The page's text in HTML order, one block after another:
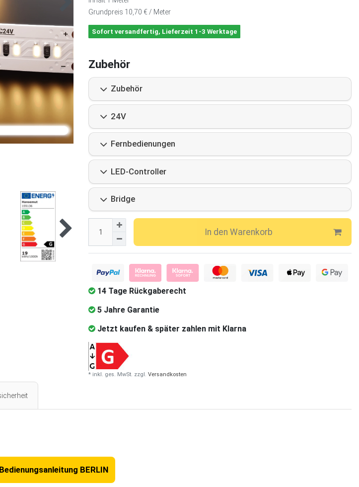
Grundpreis 10,70 € / Meter
Sofort versandfertig, Lieferzeit 1-3 Werktage
Zubehör
Zubehör
24V
Fernbedienungen
LED-Controller
Bridge
In den Warenkorb
14 Tage Rückgaberecht
5 Jahre Garantie
Jetzt kaufen & später zahlen mit Klarna
* inkl. ges. MwSt. zzgl. Versandkosten
BERLIN